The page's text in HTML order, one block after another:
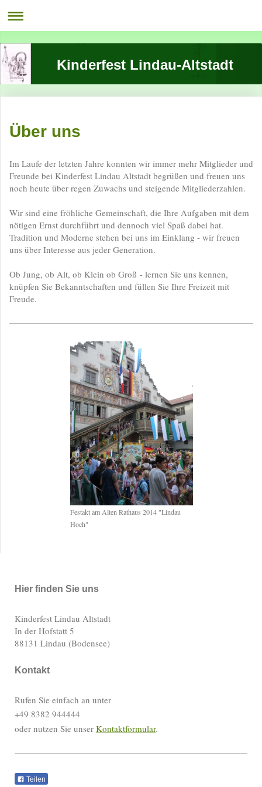
Kinderfest Lindau-Altstadt
Über uns
Im Laufe der letzten Jahre konnten wir immer mehr Mitglieder und
Freunde bei Kinderfest Lindau Altstadt begrüßen und freuen uns
noch heute über regen Zuwachs und steigende Mitgliederzahlen.
Wir sind eine fröhliche Gemeinschaft, die Ihre Aufgaben mit dem
nötigen Ernst durchführt und dennoch viel Spaß dabei hat.
Tradition und Moderne stehen bei uns im Einklang - wir freuen
uns über Interesse aus jeder Generation.
Ob Jung, ob Alt, ob Klein ob Groß - lernen Sie uns kennen,
knüpfen Sie Bekanntschaften und füllen Sie Ihre Freizeit mit
Freude.
Festakt am Alten Rathaus 2014 "Lindau
Hoch"
Hier finden Sie uns
Kinderfest Lindau Altstadt
In der Hofstatt 5
88131 Lindau (Bodensee)
Kontakt
Rufen Sie einfach an unter
+49 8382 944444
oder nutzen Sie unser Kontaktformular.
Teilen